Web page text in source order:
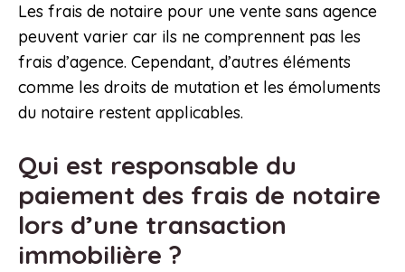
Les frais de notaire pour une vente sans agence
peuvent varier car ils ne comprennent pas les
frais d’agence. Cependant, d’autres éléments
comme les droits de mutation et les émoluments
du notaire restent applicables.
Qui est responsable du
paiement des frais de notaire
lors d’une transaction
immobilière ?